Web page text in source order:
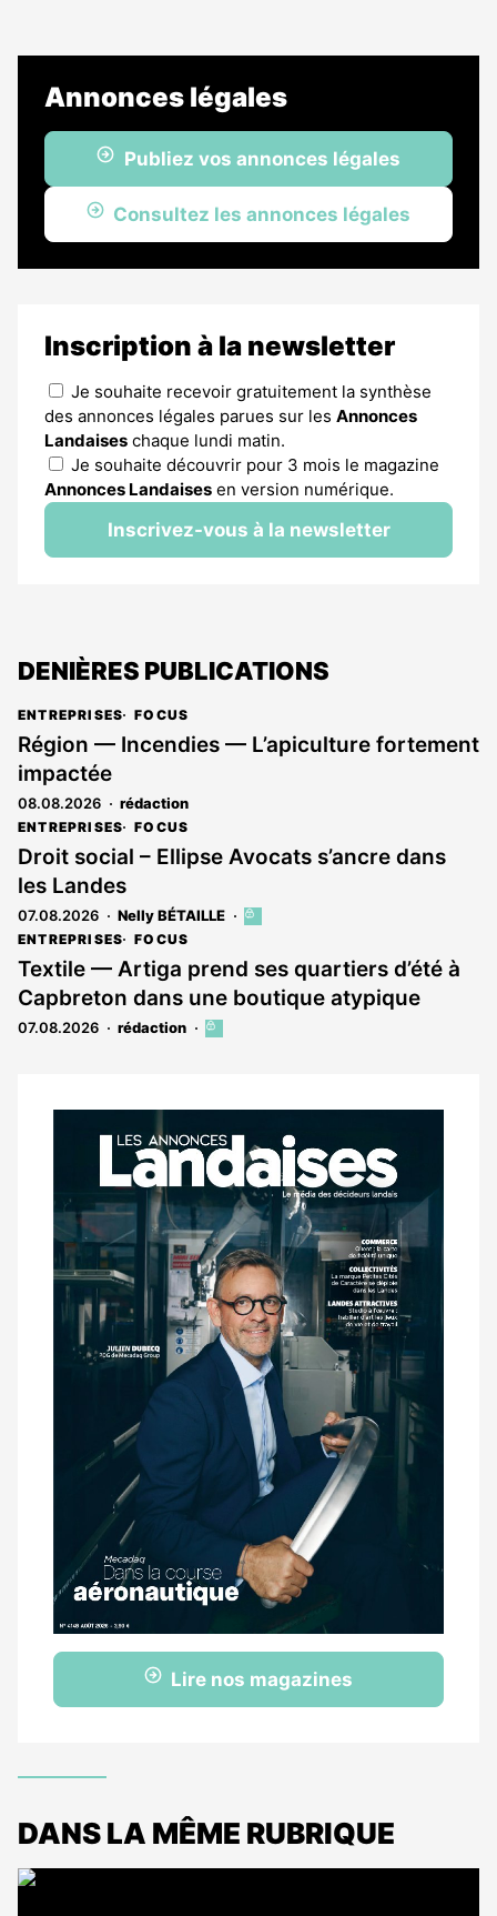
Annonces légales
Publiez vos annonces légales
Consultez les annonces légales
Inscription à la newsletter
Je souhaite recevoir gratuitement la synthèse
des annonces légales parues sur les Annonces
Landaises chaque lundi matin.
Je souhaite découvrir pour 3 mois le magazine
Annonces Landaises en version numérique.
Inscrivez-vous à la newsletter
DENIÈRES PUBLICATIONS
ENTREPRISES FOCUS
Région — Incendies — L’apiculture fortement
impactée
08.08.2026 rédaction
ENTREPRISES FOCUS
Droit social – Ellipse Avocats s’ancre dans
les Landes
07.08.2026 Nelly BÉTAILLE
Cet
est
réservé
aux
ENTREPRISES FOCUS
Textile — Artiga prend ses quartiers d’été à
Capbreton dans une boutique atypique
07.08.2026 rédaction
Cet
aux
abonnés
Notre
dernier
magazine
Lire nos magazines
DANS LA MÊME RUBRIQUE